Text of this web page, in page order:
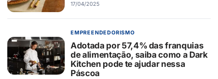
17/04/2025
EMPREENDEDORISMO
Adotada por 57,4% das franquias
de alimentação, saiba como a Dark
Kitchen pode te ajudar nessa
Páscoa